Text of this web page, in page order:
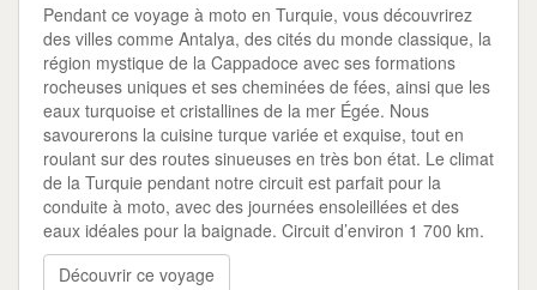
Pendant ce voyage à moto en Turquie, vous découvrirez
des villes comme Antalya, des cités du monde classique, la
région mystique de la Cappadoce avec ses formations
rocheuses uniques et ses cheminées de fées, ainsi que les
eaux turquoise et cristallines de la mer Égée. Nous
savourerons la cuisine turque variée et exquise, tout en
roulant sur des routes sinueuses en très bon état. Le climat
de la Turquie pendant notre circuit est parfait pour la
conduite à moto, avec des journées ensoleillées et des
eaux idéales pour la baignade. Circuit d’environ 1 700 km.
Découvrir ce voyage